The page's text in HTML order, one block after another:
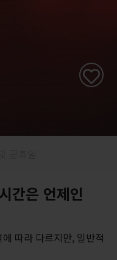
간은 언제인
따라 다르지만, 일반적